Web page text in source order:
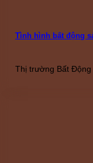
Tình hình bất động
Thị trường Bất Động